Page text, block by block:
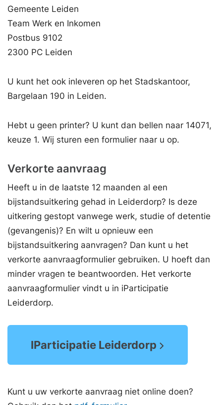
Gemeente Leiden
Team Werk en Inkomen
Postbus 9102
2300 PC Leiden
U kunt het ook inleveren op het Stadskantoor,
Bargelaan 190 in Leiden.
Hebt u geen printer? U kunt dan bellen naar 14071,
keuze 1. Wij sturen een formulier naar u op.
Verkorte aanvraag
Heeft u in de laatste 12 maanden al een
bijstandsuitkering gehad in Leiderdorp? Is deze
uitkering gestopt vanwege werk, studie of detentie
(gevangenis)? En wilt u opnieuw een
bijstandsuitkering aanvragen? Dan kunt u het
verkorte aanvraagformulier gebruiken. U hoeft dan
minder vragen te beantwoorden. Het verkorte
aanvraagformulier vindt u in iParticipatie
Leiderdorp.
IParticipatie Leiderdorp
Kunt u uw verkorte aanvraag niet online doen?